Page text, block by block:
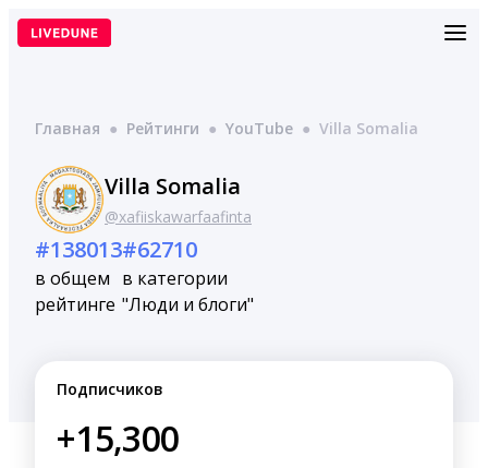
Перейти
Главная ● Рейтинги ● YouTube ● Villa Somalia
Villa Somalia
@xafiiskawarfaafinta
#138013
в общем
рейтинге
#62710
в категории
"Люди и блоги"
Подписчиков
+15,300